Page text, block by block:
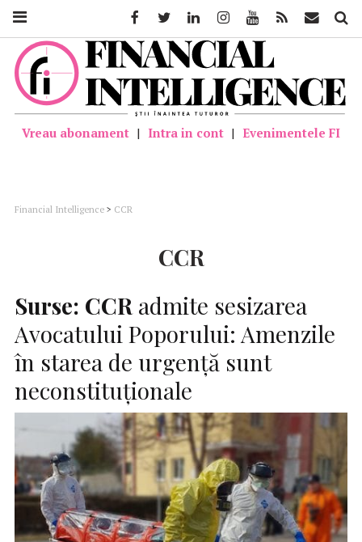
Vreau abonament | Intra in cont | Evenimentele FI
Financial Intelligence > CCR
CCR
Surse: CCRadmite sesizarea
Avocatului Poporului: Amenzile
în starea de urgenţă sunt
neconstituţionale
FacebookTwitter LinkedinInstagramYoutube Feed Mail